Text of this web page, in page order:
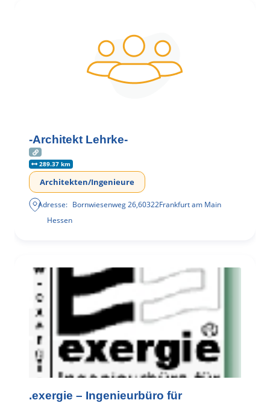
-Architekt Lehrke-
289.37 km
Architekten/Ingenieure
Adresse: Bornwiesenweg 26,60322Frankfurt am Main
Hessen
.exergie – Ingenieurbüro für